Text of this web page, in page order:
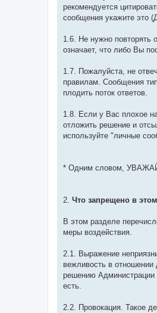
рекомендуется
сообщения укажите это
1.6. Не нужно повторять
означает, что либо Вы
1.7. Пожалуйста, не
правилам. Сообщения
плодить поток ответов.
1.8. Если у Вас плохое
отложить решение и
используйте "личные
* Одним словом,
2. Что запрещено в
В этом разделе
меры воздействия.
2.1. Выражение
вежливость в
решению Администрации
есть.
2.2. Провокация. Такое